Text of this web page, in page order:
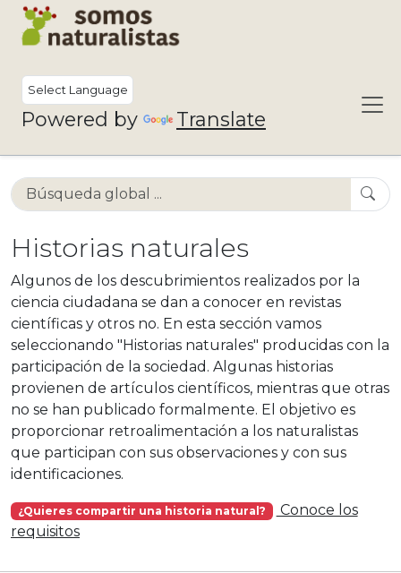
Powered by Translate
Historias naturales
Algunos de los descubrimientos realizados por la
ciencia ciudadana se dan a conocer en revistas
científicas y otros no. En esta sección vamos
seleccionando "Historias naturales" producidas con la
participación de la sociedad. Algunas historias
provienen de artículos científicos, mientras que otras
no se han publicado formalmente. El objetivo es
proporcionar retroalimentación a los naturalistas
que participan con sus observaciones y con sus
identificaciones.
¿Quieres compartir una historia natural?
Conoce los
requisitos